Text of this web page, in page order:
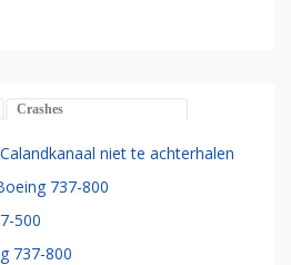
Crashes
niet te achterhalen
737-800
500
737-800